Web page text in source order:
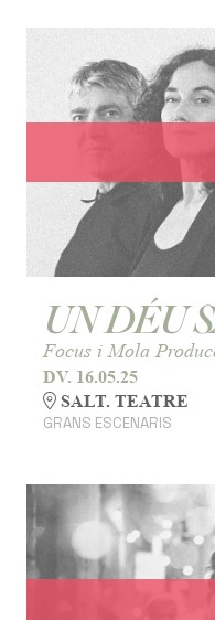
UN DÉU
Focus i Mola
DV. 16.05.25
SALT. TEATRE
GRANS ESCENARIS